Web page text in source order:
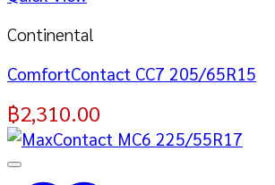
Continental
ComfortContact CC7 205/65R15
฿2,310.00